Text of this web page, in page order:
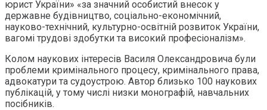
юрист України» «за значний особистий внесок у
державне будівництво, соціально-економічний,
науково-технічний, культурно-освітній розвиток України,
вагомі трудові здобутки та високий професіоналізм».
Колом наукових інтересів Василя Олександровича були
проблеми кримінального процесу, кримінального права,
адвокатури та судоустрою. Автор близько 100 наукових
публікацій, у тому числі низки монографій, навчальних
посібників.